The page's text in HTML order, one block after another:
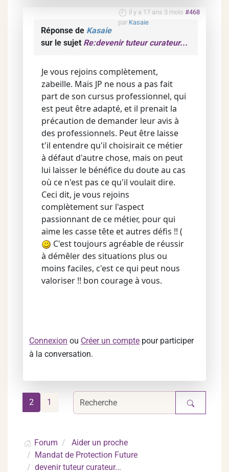
il y a 17 ans 3 mois #468
par Kasaie
Réponse de Kasaie
sur le sujet Re:devenir tuteur curateur...
Je vous rejoins complètement,
zabeille. Mais JP ne nous a pas fait
part de son cursus professionnel, qui
est peut être adapté, et il prenait la
précaution de demander leur avis à
des professionnels. Peut être laisse
t'il entendre qu'il choisirait ce métier
à défaut d'autre chose, mais on peut
lui laisser le bénéfice du doute au cas
où ce n'est pas ce qu'il voulait dire.
Ceci dit, je vous rejoins
complètement sur l'aspect
passionnant de ce métier, pour qui
aime les casse tête et autres défis !! (
C'est toujours agréable de réussir
à démêler des situations plus ou
moins faciles, c'est ce qui peut nous
valoriser !! bon courage à vous.
Connexion ou Créer un compte pour participer
à la conversation.
1
2
Forum
Aider un proche
Mandat de Protection Future
devenir tuteur curateur...